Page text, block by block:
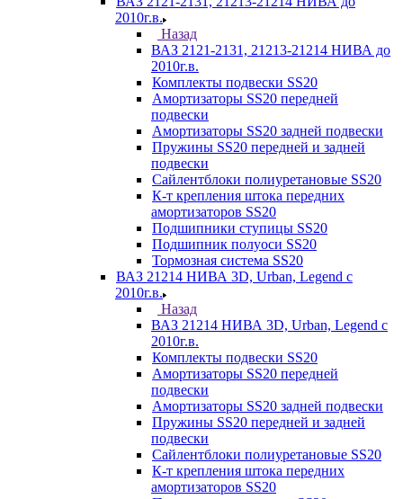
2010г.в.
Назад
ВАЗ 2121-2131, 21213-21214 НИВА до
2010г.в.
Комплекты подвески SS20
Амортизаторы SS20 передней
подвески
Амортизаторы SS20 задней подвески
Пружины SS20 передней и задней
подвески
Сайлентблоки полиуретановые SS20
К-т крепления штока передних
амортизаторов SS20
Подшипники ступицы SS20
Подшипник полуоси SS20
Тормозная система SS20
ВАЗ 21214 НИВА 3D, Urban, Legend c
2010г.в.
Назад
ВАЗ 21214 НИВА 3D, Urban, Legend c
2010г.в.
Комплекты подвески SS20
Амортизаторы SS20 передней
подвески
Амортизаторы SS20 задней подвески
Пружины SS20 передней и задней
подвески
Сайлентблоки полиуретановые SS20
К-т крепления штока передних
амортизаторов SS20